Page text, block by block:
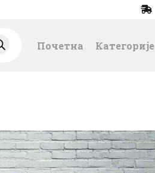
Почетна Категорије